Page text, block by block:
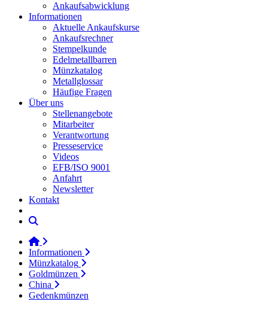
Ankaufsabwicklung
Informationen
Aktuelle Ankaufskurse
Ankaufsrechner
Stempelkunde
Edelmetallbarren
Münzkatalog
Metallglossar
Häufige Fragen
Über uns
Stellenangebote
Mitarbeiter
Verantwortung
Presseservice
Videos
EFB/ISO 9001
Anfahrt
Newsletter
Kontakt
Informationen
Münzkatalog
Goldmünzen
China
Gedenkmünzen